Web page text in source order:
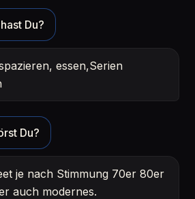
Du?
essen,Serien
Du?
je nach Stimmung 70er 80er
auch modernes.